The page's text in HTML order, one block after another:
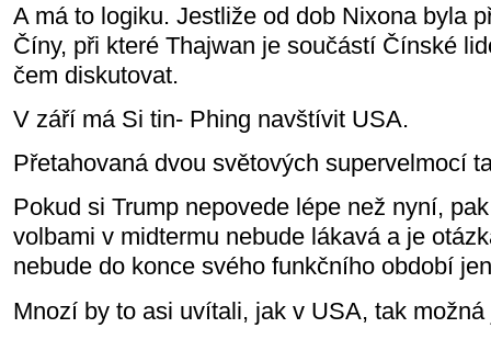
A má to logiku. Jestliže od dob Nixona byla
Číny, při které Thajwan je součástí Čínské
čem diskutovat.
V září má Si tin- Phing navštívit USA.
Přetahovaná dvou světových supervelmocí
Pokud si Trump nepovede lépe než nyní,
volbami v midtermu nebude lákavá a je
nebude do konce svého funkčního období
Mnozí by to asi uvítali, jak v USA, tak